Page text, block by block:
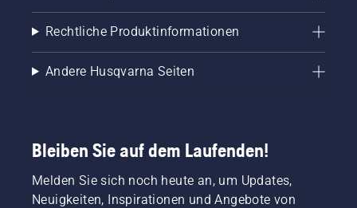
Rechtliche Produktinformationen
Andere Husqvarna Seiten
Bleiben Sie auf dem Laufenden!
Melden Sie sich noch heute an, um Updates,
Neuigkeiten, Inspirationen und Angebote von